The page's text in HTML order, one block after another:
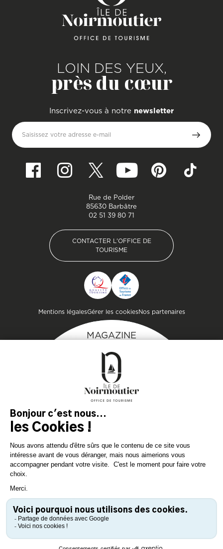
Mentions légalesGérer les cookiesNos partenaires
MAGAZINE
Inspirez-vous et
préparez votre séjour
sur l'île de Noirmoutier !
TÉLÉCHARGEZ
TÉLÉCHARGEZ
LOIN DES YEUX,
près du cœur
Inscrivez-vous à notre newsletter
Saisissez votre adresse e-mail
Rue de Polder
85630 Barbâtre
02 51 39 80 71
CONTACTER L'OFFICE DE
TOURISME
CONTACTER L'OFFICE DE
TOURISME